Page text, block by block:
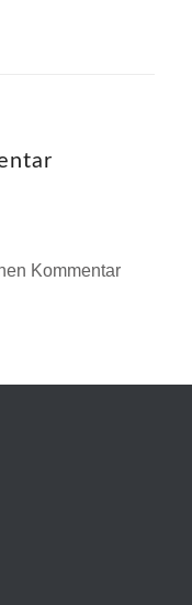
Kommentar